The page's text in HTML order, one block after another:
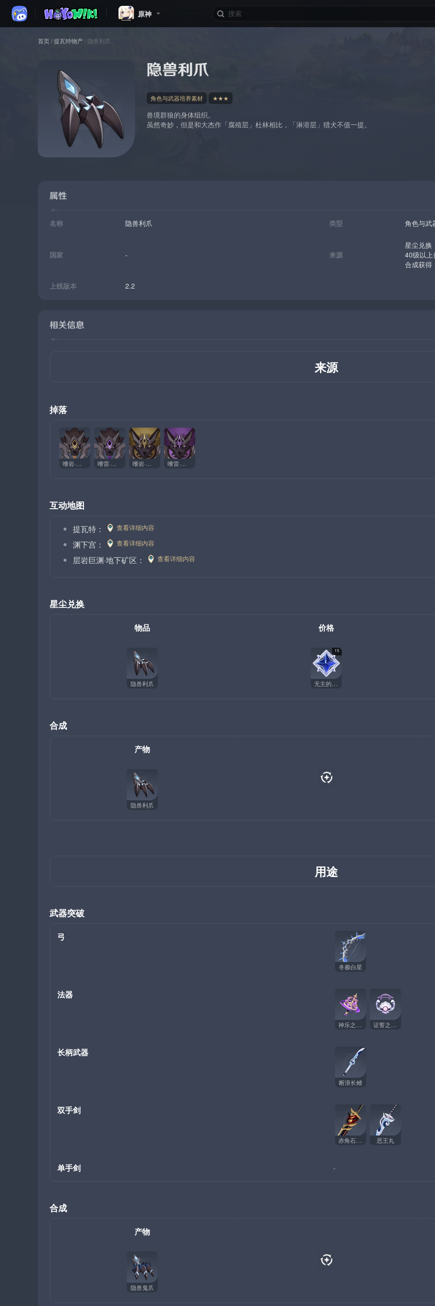
原神
首页/提瓦特物产/ 隐兽利爪
隐兽利爪
角色与武器培养素材 ★★★
兽境群狼的身体组织。
虽然奇妙，但是和大杰作「腐殖层」杜林相比，「淋溶层」猎犬不值一提。
属性
名称 隐兽利爪 类型 角色与武
国家 - 来源
星尘兑换
40级以
合成获得
上线版本 2.2
相关信息
来源
掉落
互动地图
提瓦特： 查看详细内容
渊下宫： 查看详细内容
层岩巨渊·地下矿区： 查看详细内容
星尘兑换
物品 价格
隐兽利爪
15
合成
产物
隐兽利爪
用途
武器突破
弓
冬极白星
法器
长柄武器
断浪长鳍
双手剑
恶王丸
单手剑 -
合成
产物
隐兽鬼爪